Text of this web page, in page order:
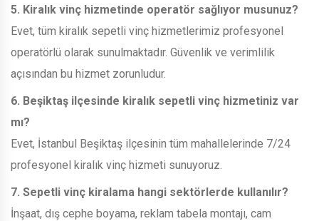
5. Kiralık vinç hizmetinde operatör sağlıyor musunuz?
Evet, tüm kiralık sepetli vinç hizmetlerimiz profesyonel
operatörlü olarak sunulmaktadır. Güvenlik ve verimlilik
açısından bu hizmet zorunludur.
6. Beşiktaş ilçesinde kiralık sepetli vinç hizmetiniz var
mı?
Evet, İstanbul Beşiktaş ilçesinin tüm mahallelerinde 7/24
profesyonel kiralık vinç hizmeti sunuyoruz.
7. Sepetli vinç kiralama hangi sektörlerde kullanılır?
İnşaat, dış cephe boyama, reklam tabela montajı, cam